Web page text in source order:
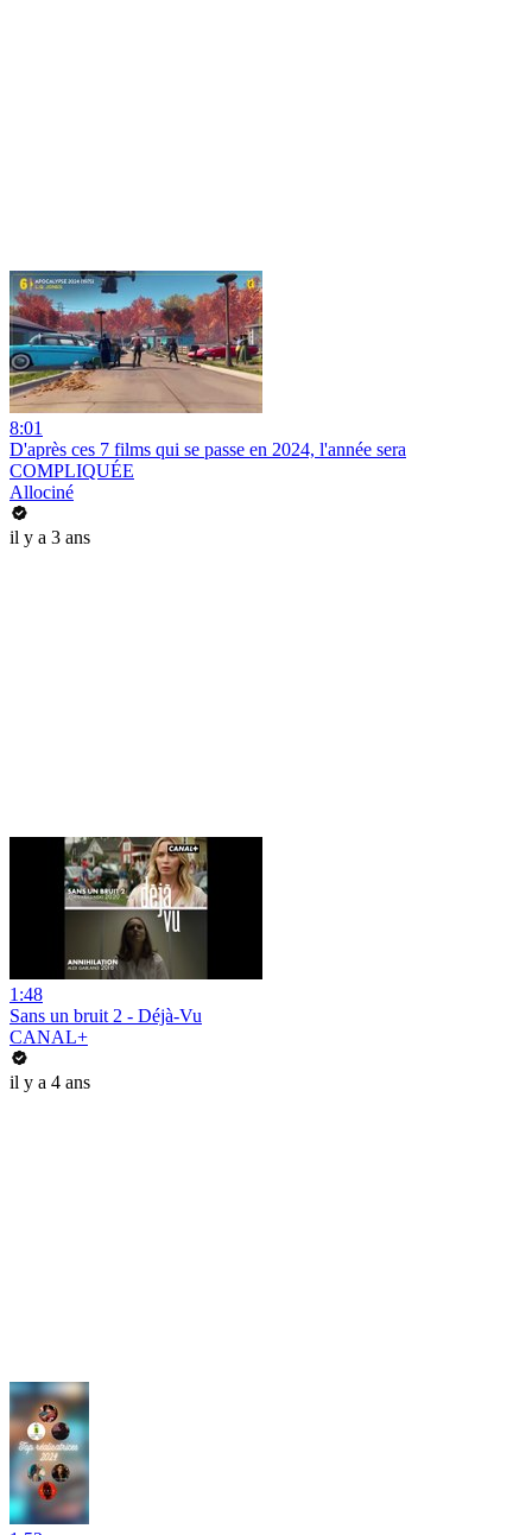
8:01
D'après ces 7 films qui se passe en 2024, l'année sera
COMPLIQUÉE
Allociné
il y a 3 ans
1:48
Sans un bruit 2 - Déjà-Vu
CANAL+
il y a 4 ans